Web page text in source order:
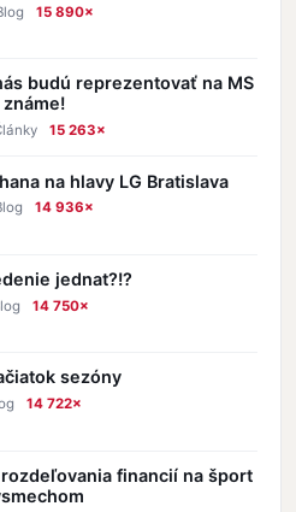
15 890×
budú reprezentovať na MS
15 263×
na hlavy LG Bratislava
14 936×
jednat?!?
14 750×
sezóny
14 722×
financií na šport